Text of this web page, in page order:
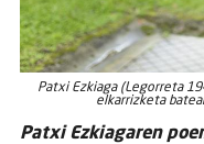
Patxi Ezkiaga (Legorreta
elkarrizketa
Patxi Ezkiagaren